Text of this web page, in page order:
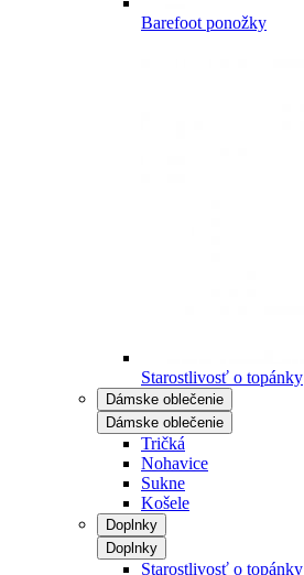
Barefoot ponožky
Starostlivosť o topánky
Dámske oblečenie
Dámske oblečenie
Tričká
Nohavice
Sukne
Košele
Doplnky
Doplnky
Starostlivosť o topánky